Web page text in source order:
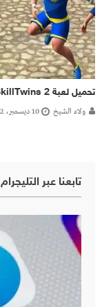
تحميل لعبة SkillTwins 2 للكمبيوتر ميديا فاير 2023
ولاء الشيخ 10 ديسمبر، 2022
تابعنا عبر التليجرام